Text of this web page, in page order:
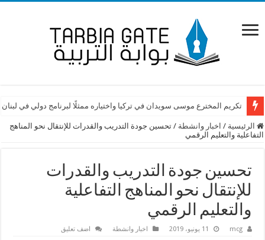
تكريم المخترع موسى سويدان في تركيا واختياره ممثلًا لبرنامج دولي في لبنان
كتاب لكرامي: لكشف من يعرقل ملف التفرغ
الرئيسية / اخبار وانشطة / تحسين جودة التدريب والقدرات للإنتقال نحو المناهج
التفاعلية والتعليم الرقمي
تحسين جودة التدريب والقدرات
للإنتقال نحو المناهج التفاعلية
والتعليم الرقمي
mcg 11 يونيو، 2019 اخبار وانشطة اضف تعليق